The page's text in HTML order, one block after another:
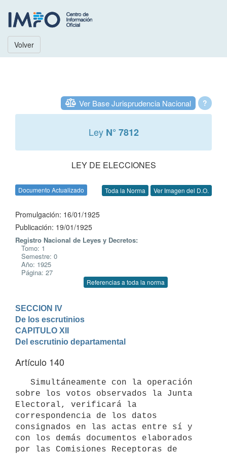
Volver
?
Ver Base Jurisprudencia Nacional
Ley N° 7812
LEY DE ELECCIONES
Documento Actualizado Toda la Norma Ver Imagen del D.O.
Promulgación: 16/01/1925
Publicación: 19/01/1925
Registro Nacional de Leyes y Decretos:
Tomo: 1
Semestre: 0
Año: 1925
Página: 27
Referencias a toda la norma
SECCION IV
De los escrutinios
CAPITULO XII
Del escrutinio departamental
Artículo 140
sobre los votos observados la Junta
Electoral, verificará la
correspondencia de los datos
consignados en las actas entre sí y
con los demás documentos elaborados
por las Comisiones Receptoras de